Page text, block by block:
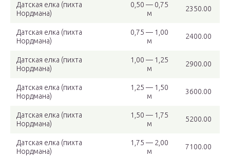
Датская елка (пихта
Нордмана)
0,50 — 0,75
м
2350.00
Датская елка (пихта
Нордмана)
0,75 — 1,00
м
2400.00
Датская елка (пихта
Нордмана)
1,00 — 1,25
м
2900.00
Датская елка (пихта
Нордмана)
1,25 — 1,50
м
3600.00
Датская елка (пихта
Нордмана)
1,50 — 1,75
м
5200.00
Датская елка (пихта
Нордмана)
1,75 — 2,00
м
7100.00